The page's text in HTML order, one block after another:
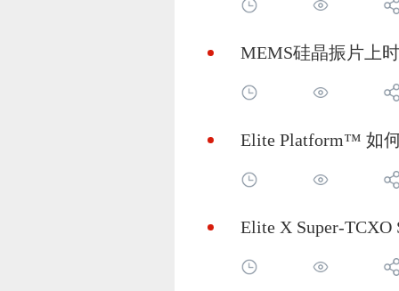
MEMS硅晶振片上
Elite Platform™ 如
Elite X Super-